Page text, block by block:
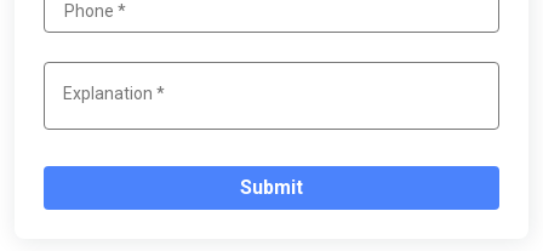
Submit